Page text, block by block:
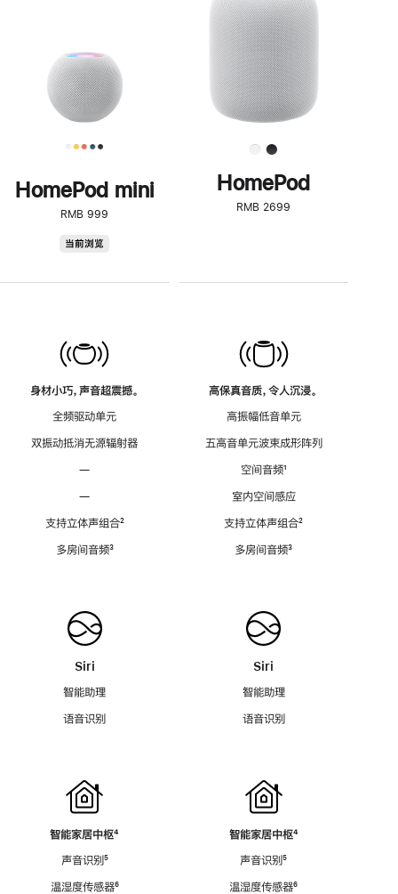
HomePod mini
RMB 999
当前浏览
身材小巧，声音超震撼。
全频驱动单元
双振动抵消无源辐射器
—
—
支持立体声组合脚
²
多房间音频脚
³
Siri
智能助理
语音识别
智能家居中枢脚
⁴
声音识别脚
⁵
温湿度传感器脚
⁶
了
解
HomePod<
HomePod
RMB 2699
高保真音质，令人沉浸。
高振幅低音单元
五高音单元波束成形阵列
空间音频脚
¹
室内空间感应
支持立体声组合脚
²
多房间音频脚
³
Siri
智能助理
语音识别
智能家居中枢脚
⁴
声音识别脚
⁵
温湿度传感器脚
⁶